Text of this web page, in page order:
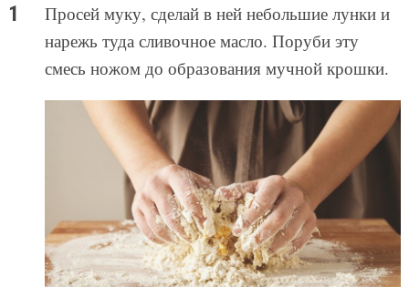
Просей муку, сделай в ней небольшие лунки и
нарежь туда сливочное масло. Поруби эту
смесь ножом до образования мучной крошки.